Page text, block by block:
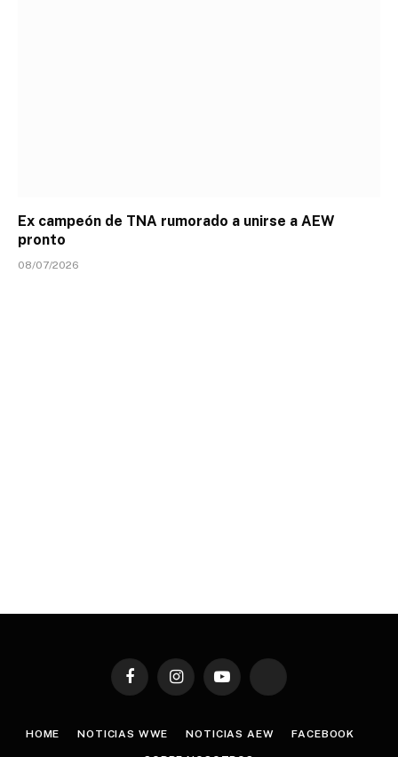
Ex campeón de TNA rumorado a unirse a AEW
pronto
08/07/2026
FacebookInstagramYouTube TikTok
HOME NOTICIAS WWE NOTICIAS AEW FACEBOOK